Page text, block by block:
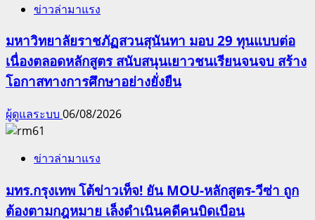
ข่าวล่ามาแรง
มหาวิทยาลัยราชภัฏสวนสุนันทา มอบ 29 ทุนแบบต่อ
เนื่องตลอดหลักสูตร สนับสนุนเยาวชนเรียนจนจบ สร้าง
โอกาสทางการศึกษาอย่างยั่งยืน
ผู้ดูแลระบบ 06/08/2026
ข่าวล่ามาแรง
มทร.กรุงเทพ โต้ข่าวเท็จ! ยัน MOU-หลักสูตร-วีซ่า ถูก
ต้องตามกฎหมาย เล็งดำเนินคดีคนบิดเบือน